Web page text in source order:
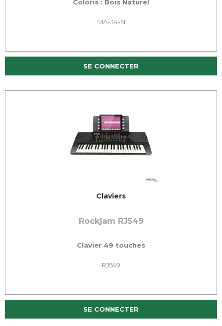
Coloris : Bois Naturel
MA-34-N
SE CONNECTER
Claviers
Rockjam RJ549
Clavier 49 touches
RJ549
SE CONNECTER